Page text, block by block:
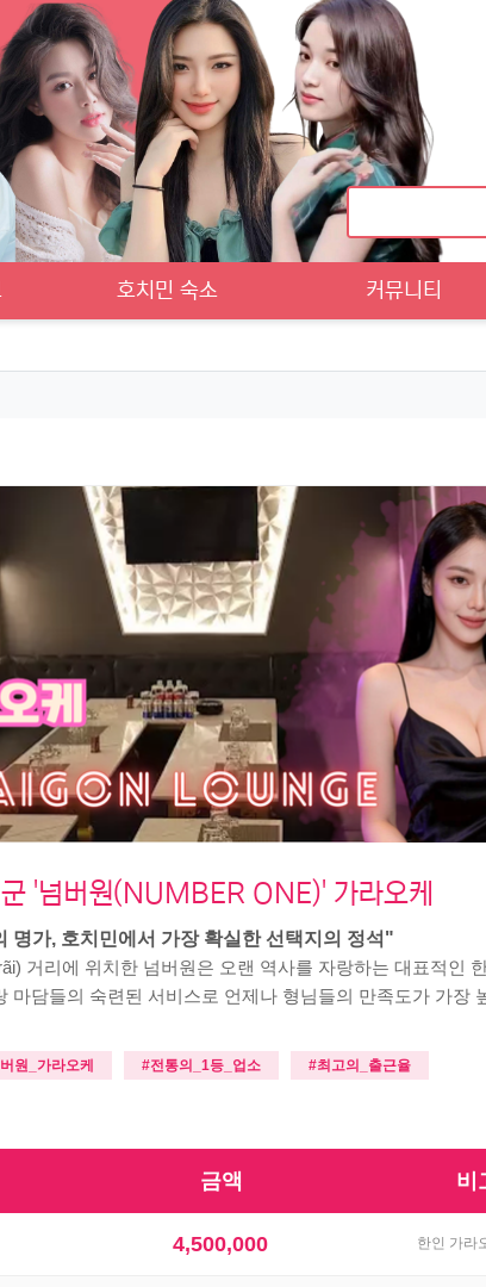
호치민 숙소 커뮤니티
'넘버원(NUMBER ONE)' 가라오케
명가, 호치민에서 가장 확실한 선택지의 정석"
거리에 위치한 넘버원은 오랜 역사를 자랑하는 대표적인
마담들의 숙련된 서비스로 언제나 형님들의 만족도가 가장
원_가라오케 #전통의_1등_업소 #최고의_출근율
금액 비
4,500,000 한인 가라